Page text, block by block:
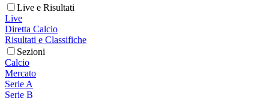
Live e Risultati
Live
Diretta Calcio
Risultati e Classifiche
Sezioni
Calcio
Mercato
Serie A
Serie B